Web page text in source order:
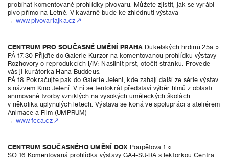
probíhat komentované prohlídky pivovaru. Můžete zjistit, jak se vyrábí
pivo přímo na Letné. V kavárně bude ke zhlédnutí výstava
→ www.pivovarlajka.cz
CENTRUM PRO SOUČASNÉ UMĚNÍ PRAHA Dukelských hrdinů 25a ○
PÁ 17.30 Přijďte do Galerie Kurzor na komentovanou prohlídku výstavy
Rozhovory o reprodukcích I/IV: Naslinit prst, otočit stránku. Provede
vás jí kurátorka Hana Buddeus.
PÁ 18 Pokračujte pak do Galerie Jelení, kde zahájí další ze série výstav
s názvem Kino Jelení. V ní se tentokrát představí výběr filmů z oblasti
animované tvorby vzniklých na vysokých uměleckých školách
v několika uplynulých letech. Výstava se koná ve spolupráci s ateliérem
Animace a Film (UMPRUM)
→ www.fcca.cz
CENTRUM SOUČASNÉHO UMĚNÍ DOX Poupětova 1 ○
SO 16 Komentovaná prohlídka výstavy GA-I-SU-RA s lektorkou Centra